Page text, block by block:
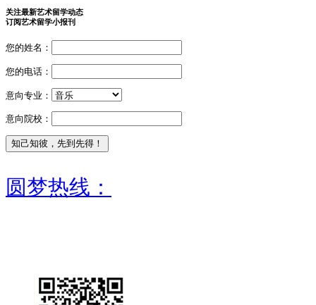
关注最新艺术留学动态
订阅艺术留学小报刊
您的姓名：
您的电话：
意向专业：
意向院校：
圆梦热线：